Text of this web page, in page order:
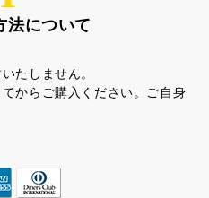
法について
たしません。
からご購入ください。ご自身